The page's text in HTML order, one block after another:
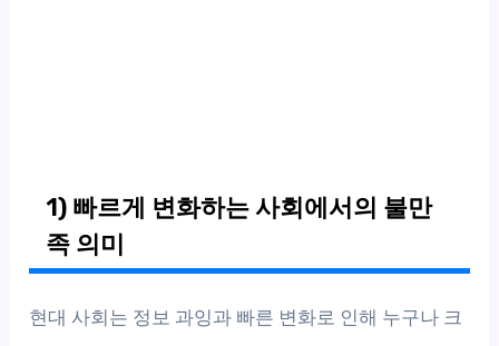
1) 빠르게 변화하는 사회에서의 불만
족 의미
현대 사회는 정보 과잉과 빠른 변화로 인해 누구나 크